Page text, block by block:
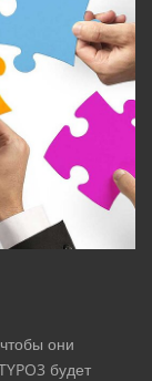
они
будет